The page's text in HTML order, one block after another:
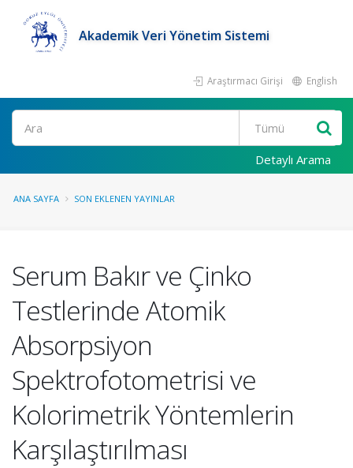
Akademik Veri Yönetim Sistemi
Araştırmacı Girişi English
Ara
Detaylı Arama
ANA SAYFA SON EKLENEN YAYINLAR
Serum Bakır ve Çinko
Testlerinde Atomik
Absorpsiyon
Spektrofotometrisi ve
Kolorimetrik Yöntemlerin
Karşılaştırılması